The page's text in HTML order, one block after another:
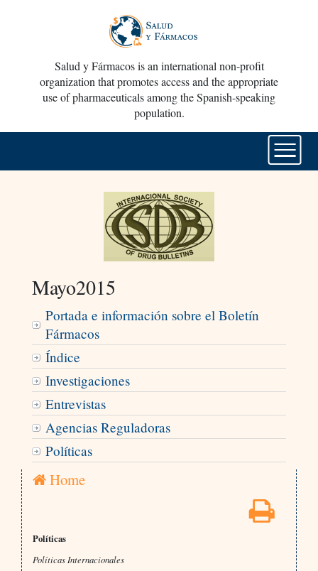
Salud y Fármacos is an international non-profit
organization that promotes access and the appropriate
use of pharmaceuticals among the Spanish-speaking
population.
Mayo2015
Portada e información sobre el Boletín
Fármacos
Índice
Investigaciones
Entrevistas
Agencias Reguladoras
Políticas
Home
Políticas
Políticas Internacionales